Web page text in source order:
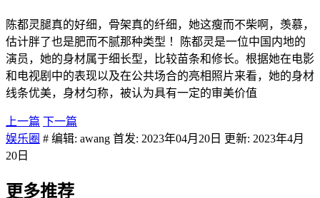
陈都灵腿真的好细，骨架真的纤细，她这瘦而不柴啊，羡慕，
估计胖了也是肥而不腻那种类型 ​！陈都灵是一位中国内地的
演员，她的身材属于细长型，比较苗条和修长。根据她在电影
和电视剧中的表现以及在公共场合的亮相照片来看，她的身材
线条优美，身材匀称，被认为具有一定的审美价值
上一篇 下一篇
娱乐圈 # 编辑: awang 首发: 2023年04月20日 更新: 2023年4月
20日
更多推荐